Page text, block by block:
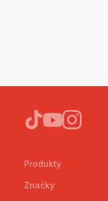
Produkty
Značky